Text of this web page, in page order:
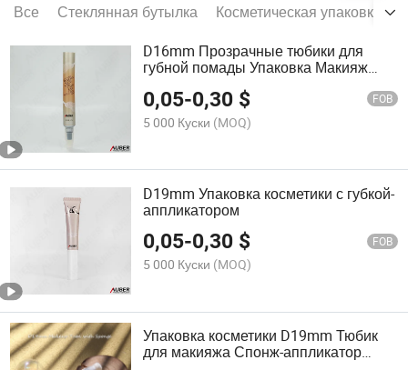
Все Стеклянная бутылка Косметическая упаковка
D16mm Прозрачные тюбики для
губной помады Упаковка Макияж
контейнер Упаковка
0,05-0,30 $ FOB
5 000 Куски (MOQ)
D19mm Упаковка косметики с губкой-
аппликатором
0,05-0,30 $ FOB
5 000 Куски (MOQ)
Упаковка косметики D19mm Тюбик
для макияжа Спонж-аппликатор